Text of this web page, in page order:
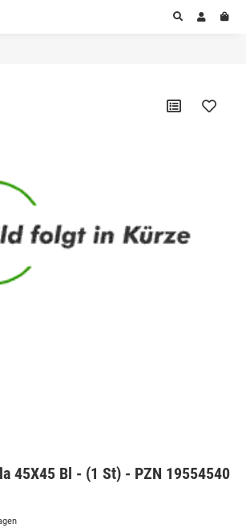
45X45 Bl - (1 St) - PZN 19554540